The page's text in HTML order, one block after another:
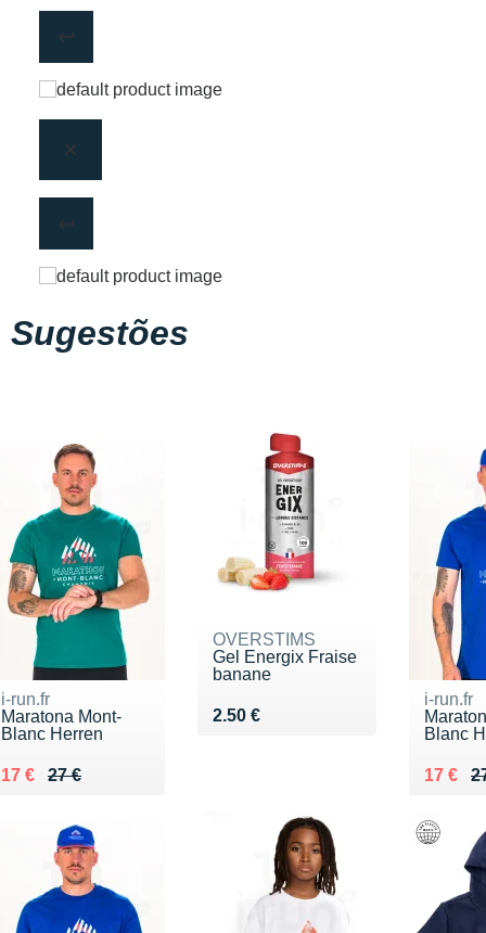
Sugestões
i-run.fr
Maratona Mont-
Blanc Herren
27 €
Au lieu de 27 €
17 €
Vendu 17 €
OVERSTIMS
Gel Energix Fraise
banane
2.50 €
Vendu 2.50 €
i-run.fr
Blanc
Au lieu
17 €
Vendu